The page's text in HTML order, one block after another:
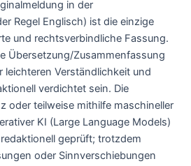
in der
Regel Englisch) ist die einzige
und rechtsverbindliche Fassung.
Übersetzung/Zusammenfassung
leichteren Verständlichkeit und
verdichtet sein. Die
oder teilweise mithilfe maschineller
KI (Large Language Models)
geprüft; trotzdem
oder Sinnverschiebungen